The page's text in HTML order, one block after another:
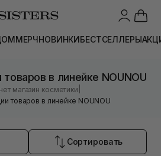
МЕРЧНОВИНКИБЕСТСЕЛЛЕРЫ
в линейке NOUNOU
магазин косметики
товаров в линейке NOUNOU
Сортировать